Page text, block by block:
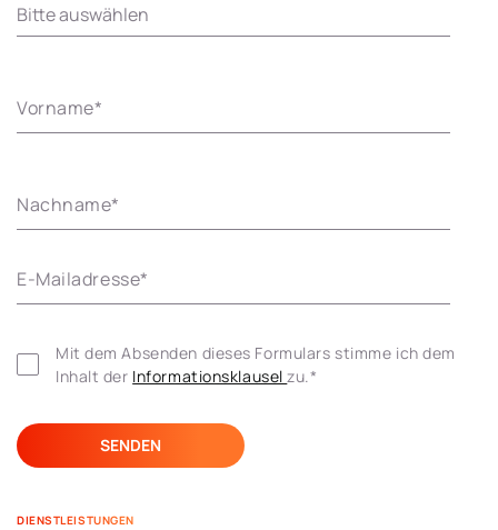
Vorname*
Nachname*
E-Mailadresse*
Mit dem Absenden dieses Formulars stimme ich dem
Inhalt der Informationsklausel zu.*
DIENSTLEISTUNGEN